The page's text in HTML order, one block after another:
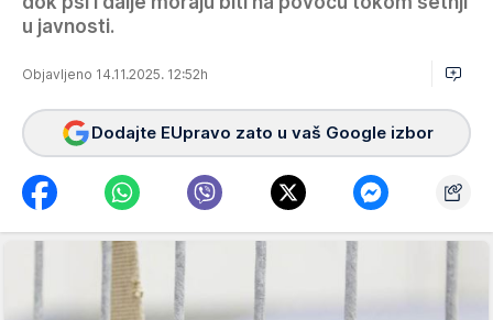
u javnosti.
Objavljeno 14.11.2025. 12:52h
Dodajte EUpravo zato u vaš Google izbor